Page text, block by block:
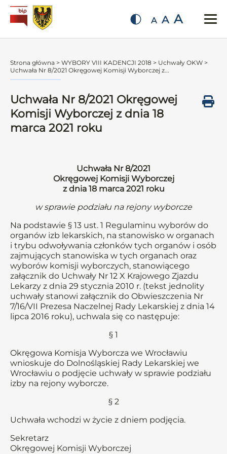
A A A
Strona główna > WYBORY VIII KADENCJI 2018 > Uchwały OKW >
Uchwała Nr 8/2021 Okręgowej Komisji Wyborczej z...
Uchwała Nr 8/2021 Okręgowej
Komisji Wyborczej z dnia 18
marca 2021 roku
Uchwała Nr 8/2021
Okręgowej Komisji Wyborczej
z dnia 18 marca 2021 roku
w sprawie podziału na rejony wyborcze
Na podstawie § 13 ust. 1 Regulaminu wyborów do
organów izb lekarskich, na stanowisko w organach
i trybu odwoływania członków tych organów i osób
zajmujących stanowiska w tych organach oraz
wyborów komisji wyborczych, stanowiącego
załącznik do Uchwały Nr 12 X Krajowego Zjazdu
Lekarzy z dnia 29 stycznia 2010 r. (tekst jednolity
uchwały stanowi załącznik do Obwieszczenia Nr
7/16/VII Prezesa Naczelnej Rady Lekarskiej z dnia 14
lipca 2016 roku), uchwala się co następuje:
§ 1
Okręgowa Komisja Wyborcza we Wrocławiu
wnioskuje do Dolnośląskiej Rady Lekarskiej we
Wrocławiu o podjęcie uchwały w sprawie podziału
izby na rejony wyborcze.
§ 2
Uchwała wchodzi w życie z dniem podjęcia.
Sekretarz
Okręgowej Komisji Wyborczej